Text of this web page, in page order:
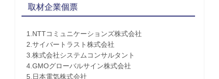
取材企業個票
1.NTTコミュニケーションズ株式会社
2.サイバートラスト株式会社
3.株式会社システムコンサルタント
4.GMOグローバルサイン株式会社
5.日本電気株式会社